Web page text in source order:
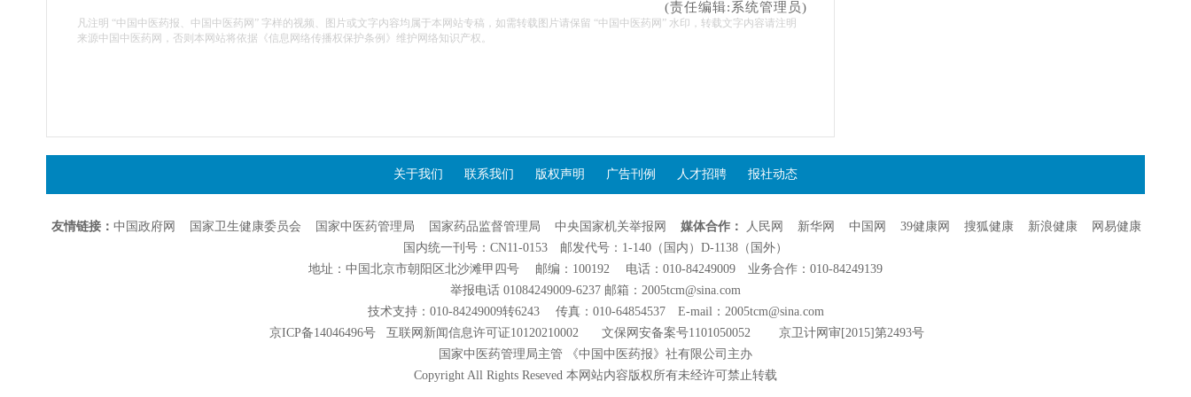
(责任编辑:系统管理员)
凡注明 “中国中医药报、中国中医药网” 字样的视频、图片或文字内容均属于本网站专稿，如需转载图片请保留 “中国中医药网” 水印，转载文字内容请注明
来源中国中医药网，否则本网站将依据《信息网络传播权保护条例》维护网络知识产权。
关于我们 联系我们 版权声明 广告刊例 人才招聘 报社动态
友情链接： 中国政府网 国家卫生健康委员会 国家中医药管理局 国家药品监督管理局 中央国家机关举报网 媒体合作： 人民网 新华网 中国网 39健康网 搜狐健康 新浪健康
网易健康
国内统一刊号：CN11-0153 邮发代号：1-140（国内）D-1138（国外）
地址：中国北京市朝阳区北沙滩甲四号 邮编：100192 电话：010-84249009 业务合作：010-84249139
举报电话 01084249009-6237 邮箱：2005tcm@sina.com
技术支持：010-84249009转6243 传真：010-64854537 E-mail：2005tcm@sina.com
京ICP备14046496号
互联网新闻信息许可证10120210002文保网安备案号1101050052 京卫计网审[2015]第2493号
国家中医药管理局主管 《中国中医药报》社有限公司主办
Copyright All Rights Reseved 本网站内容版权所有未经许可禁止转载